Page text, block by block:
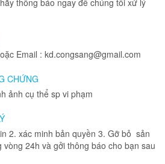
Email : kd.congsang@gmail.com
CHỨNG
ảnh cụ thể sp vi phạm
2. xác minh bản quyền 3. Gỡ bỏ sản
vòng 24h và gởi thông báo cho bạn sau